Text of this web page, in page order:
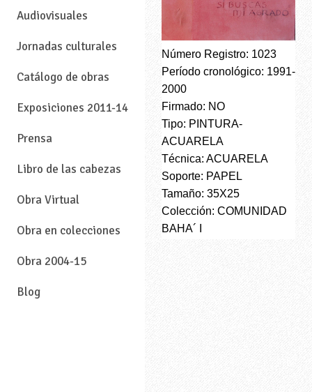
Audiovisuales
Jornadas culturales
Catálogo de obras
Exposiciones 2011-14
Prensa
Libro de las cabezas
Obra Virtual
Obra en colecciones
Obra 2004-15
Blog
Número Registro: 1023
Período cronológico: 1991-
2000
Firmado: NO
Tipo: PINTURA-
ACUARELA
Técnica: ACUARELA
Soporte: PAPEL
Tamaño: 35X25
Colección: COMUNIDAD
BAHA´ I